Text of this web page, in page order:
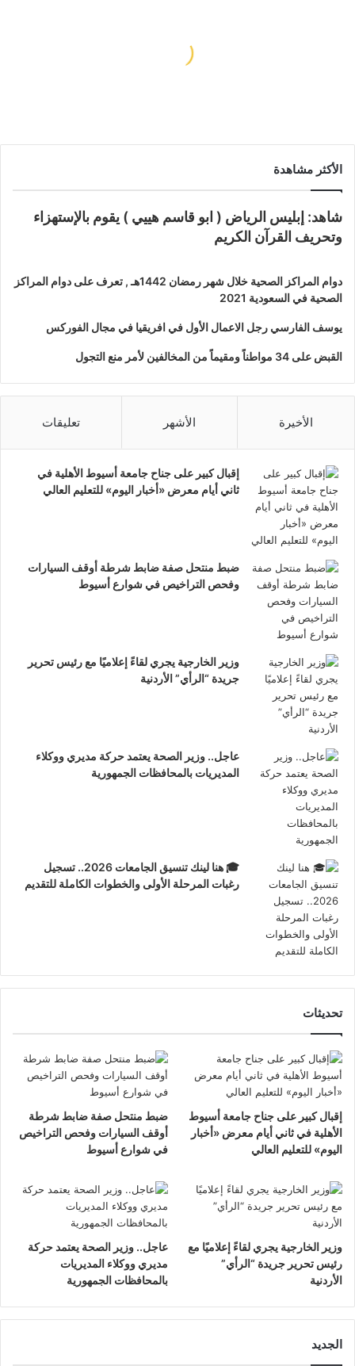
الأكثر مشاهدة
شاهد: إبليس الرياض ( ابو قاسم هييي ) يقوم بالإستهزاء
وتحريف القرآن الكريم
دوام المراكز الصحية خلال شهر رمضان 1442هـ , تعرف على دوام المراكز
الصحية في السعودية 2021
يوسف الفارسي رجل الاعمال الأول في افريقيا في مجال الفوركس
القبض على 34 مواطناً ومقيماً من المخالفين لأمر منع التجول
الأخيرة الأشهر تعليقات
إقبال كبير على جناح جامعة أسيوط الأهلية في
ثاني أيام معرض «أخبار اليوم» للتعليم العالي
ضبط منتحل صفة ضابط شرطة أوقف السيارات
وفحص التراخيص في شوارع أسيوط
وزير الخارجية يجري لقاءً إعلاميًا مع رئيس تحرير
جريدة “الرأي” الأردنية
عاجل.. وزير الصحة يعتمد حركة مديري ووكلاء
المديريات بالمحافظات الجمهورية
🎓 هنا لينك تنسيق الجامعات 2026.. تسجيل
رغبات المرحلة الأولى والخطوات الكاملة للتقديم
تحديثات
إقبال كبير على جناح جامعة أسيوط
الأهلية في ثاني أيام معرض «أخبار
اليوم» للتعليم العالي
ضبط منتحل صفة ضابط شرطة
أوقف السيارات وفحص التراخيص
في شوارع أسيوط
وزير الخارجية يجري لقاءً إعلاميًا مع
رئيس تحرير جريدة “الرأي”
الأردنية
عاجل.. وزير الصحة يعتمد حركة
مديري ووكلاء المديريات
بالمحافظات الجمهورية
الجديد